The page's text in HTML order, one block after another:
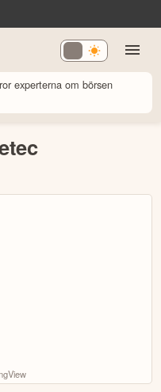
experterna om börsen